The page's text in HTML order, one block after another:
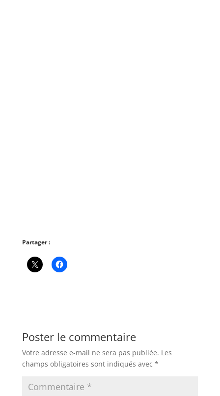
Partager :
Poster le commentaire
Votre adresse e-mail ne sera pas publiée. Les
champs obligatoires sont indiqués avec *